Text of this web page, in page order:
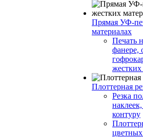
Прямая УФ-
материалах
Печать
фанере,
жестких
Плоттерная
Резка
контуру